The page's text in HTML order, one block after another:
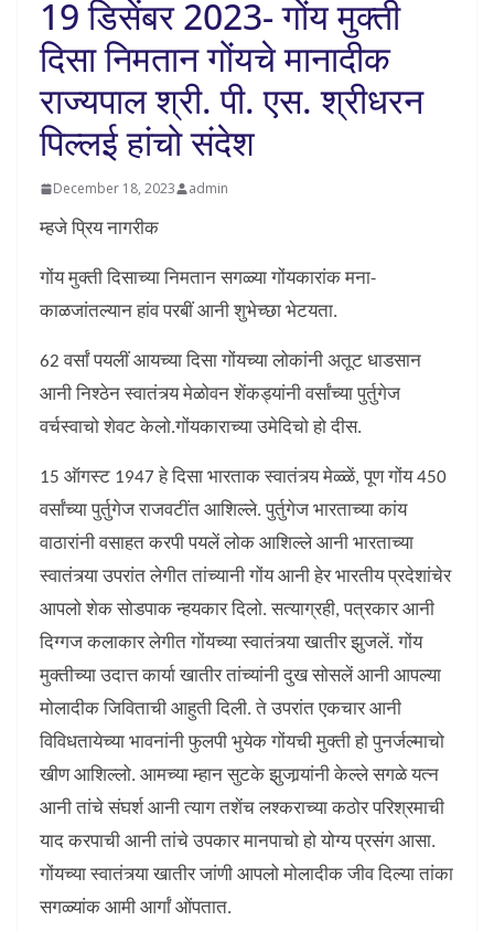
19 डिसेंबर 2023- गोंय मुक्ती
दिसा निमतान गोंयचे मानादीक
राज्यपाल श्री. पी. एस. श्रीधरन
पिल्लई हांचो संदेश
December 18, 2023 admin
म्हजे प्रिय नागरीक
गोंय मुक्ती दिसाच्या निमतान सगळ्या गोंयकारांक मना-
काळजांतल्यान हांव परबीं आनी शुभेच्छा भेटयता.
62 वर्सां पयलीं आयच्या दिसा गोंयच्या लोकांनी अतूट धाडसान
आनी निश्ठेन स्वातंत्र्य मेळोवन शेंकड्यांनी वर्सांच्या पुर्तुगेज
वर्चस्वाचो शेवट केलो.गोंयकाराच्या उमेदिचो हो दीस.
15 ऑगस्ट 1947 हे दिसा भारताक स्वातंत्र्य मेळ्ळें, पूण गोंय 450
वर्सांच्या पुर्तुगेज राजवटींत आशिल्ले. पुर्तुगेज भारताच्या कांय
वाठारांनी वसाहत करपी पयलें लोक आशिल्ले आनी भारताच्या
स्वातंत्र्या उपरांत लेगीत तांच्यानी गोंय आनी हेर भारतीय प्रदेशांचेर
आपलो शेक सोडपाक न्हयकार दिलो. सत्याग्रही, पत्रकार आनी
दिग्गज कलाकार लेगीत गोंयच्या स्वातंत्र्या खातीर झुजलें. गोंय
मुक्तीच्या उदात्त कार्या खातीर तांच्यांनी दुख सोसलें आनी आपल्या
मोलादीक जिविताची आहुती दिली. ते उपरांत एकचार आनी
विविधतायेच्या भावनांनी फुलपी भुयेक गोंयची मुक्ती हो पुनर्जल्माचो
खीण आशिल्लो. आमच्या म्हान सुटके झुजार्‍यांनी केल्ले सगळे यत्न
आनी तांचे संघर्श आनी त्याग तशेंच लश्कराच्या कठोर परिश्रमाची
याद करपाची आनी तांचे उपकार मानपाचो हो योग्य प्रसंग आसा.
गोंयच्या स्वातंत्र्या खातीर जांणी आपलो मोलादीक जीव दिल्या तांका
सगळ्यांक आमी आर्गां ओंपतात.